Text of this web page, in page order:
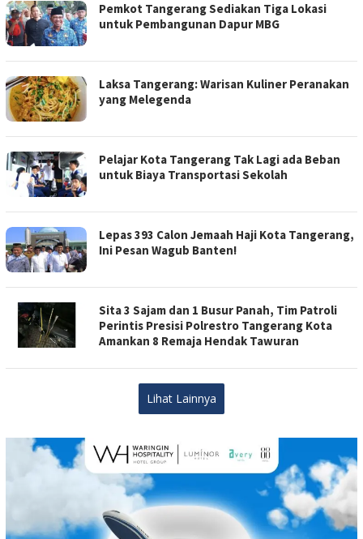
Pemkot Tangerang Sediakan Tiga Lokasi
untuk Pembangunan Dapur MBG
Laksa Tangerang: Warisan Kuliner Peranakan
yang Melegenda
Pelajar Kota Tangerang Tak Lagi ada Beban
untuk Biaya Transportasi Sekolah
Lepas 393 Calon Jemaah Haji Kota Tangerang,
Ini Pesan Wagub Banten!
Sita 3 Sajam dan 1 Busur Panah, Tim Patroli
Perintis Presisi Polrestro Tangerang Kota
Amankan 8 Remaja Hendak Tawuran
Lihat Lainnya